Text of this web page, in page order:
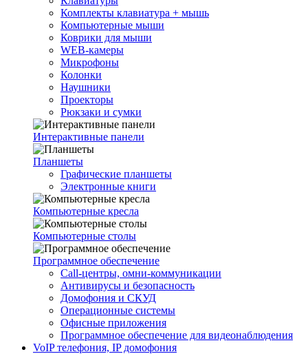
Комплекты клавиатура + мышь
Компьютерные мыши
Коврики для мыши
WEB-камеры
Микрофоны
Колонки
Наушники
Проекторы
Рюкзаки и сумки
Интерактивные панели
Планшеты
Графические планшеты
Электронные книги
Компьютерные кресла
Компьютерные столы
Программное обеспечение
Call-центры, омни-коммуникации
Антивирусы и безопасность
Домофония и СКУД
Операционные системы
Офисные приложения
Программное обеспечение для видеонаблюдения
VoIP телефония, IP домофония